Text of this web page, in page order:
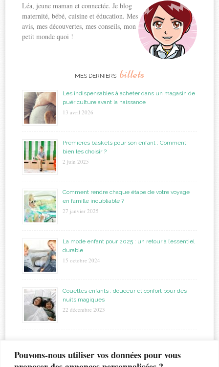
Pouvons-nous utiliser vos données pour vous
Léa, jeune maman et connectée. Je blog
maternité, bébé, cuisine et éducation. Mes
avis, mes découvertes, mes conseils, mon
petit monde quoi !
MES DERNIERS billets
Les indispensables à acheter dans un magasin de
puériculture avant la naissance
13 avril 2026
Premières baskets pour son enfant : Comment
bien les choisir ?
2 juin 2025
Comment rendre chaque étape de votre voyage
en famille inoubliable ?
27 janvier 2025
La mode enfant pour 2025 : un retour à l’essentiel
durable
15 octobre 2024
Couettes enfants : douceur et confort pour des
nuits magiques
22 décembre 2023